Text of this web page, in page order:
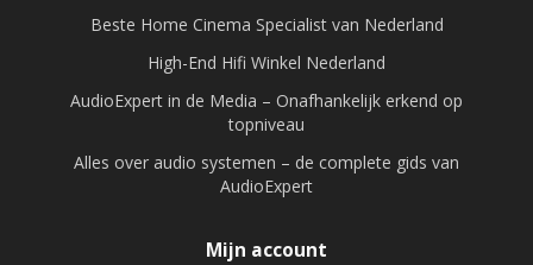
Beste Home Cinema Specialist van Nederland
High-End Hifi Winkel Nederland
AudioExpert in de Media – Onafhankelijk erkend op
topniveau
Alles over audio systemen – de complete gids van
AudioExpert
Mijn account